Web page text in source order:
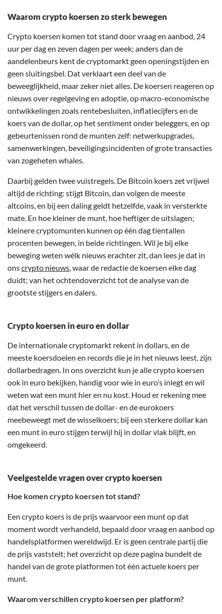
Waarom crypto koersen zo sterk bewegen
Crypto koersen komen tot stand door vraag en aanbod, 24
uur per dag en zeven dagen per week; anders dan de
aandelenbeurs kent de cryptomarkt geen openingstijden en
geen sluitingsbel. Dat verklaart een deel van de
beweeglijkheid, maar zeker niet alles. De koersen reageren op
nieuws over regelgeving en adoptie, op macro-economische
ontwikkelingen zoals rentebesluiten, inflatiecijfers en de
koers van de dollar, op het sentiment onder beleggers, en op
gebeurtenissen rond de munten zelf: netwerkupgrades,
samenwerkingen, beveiligingsincidenten of grote transacties
van zogeheten whales.
Daarbij gelden twee vuistregels. De Bitcoin koers zet vrijwel
altijd de richting: stijgt Bitcoin, dan volgen de meeste
altcoins, en bij een daling geldt hetzelfde, vaak in versterkte
mate. En hoe kleiner de munt, hoe heftiger de uitslagen;
kleinere cryptomunten kunnen op één dag tientallen
procenten bewegen, in beide richtingen. Wil je bij elke
beweging weten wélk nieuws erachter zit, dan lees je dat in
onscrypto nieuws, waar de redactie de koersen elke dag
duidt; van het ochtendoverzicht tot de analyse van de
grootste stijgers en dalers.
Crypto koersen in euro en dollar
De internationale cryptomarkt rekent in dollars, en de
meeste koersdoelen en records die je in het nieuws leest, zijn
dollarbedragen. In ons overzicht kun je alle crypto koersen
ook in euro bekijken, handig voor wie in euro’s inlegt en wil
weten wat een munt hier en nu kost. Houd er rekening mee
dat het verschil tussen de dollar- en de eurokoers
meebeweegt met de wisselkoers; bij een sterkere dollar kan
een munt in euro stijgen terwijl hij in dollar vlak blijft, en
omgekeerd.
Veelgestelde vragen over crypto koersen
Hoe komen crypto koersen tot stand?
Een crypto koers is de prijs waarvoor een munt op dat
moment wordt verhandeld, bepaald door vraag en aanbod op
handelsplatformen wereldwijd. Er is geen centrale partij die
de prijs vaststelt; het overzicht op deze pagina bundelt de
handel van de grote platformen tot één actuele koers per
munt.
Waarom verschillen crypto koersen per platform?